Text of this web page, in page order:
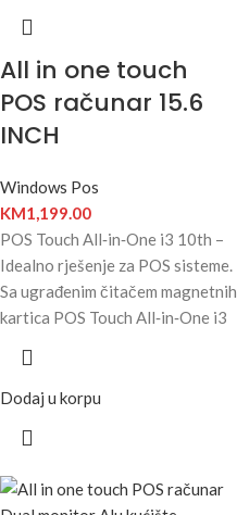
All in one touch
POS računar 15.6
INCH
Windows Pos
KM1,199.00
POS Touch All‑in‑One i3 10th –
Idealno rješenje za POS sisteme.
Sa ugrađenim čitačem magnetnih
kartica POS Touch All‑in‑One i3
Dodaj u korpu